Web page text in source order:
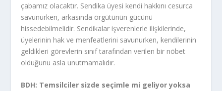
çabamız olacaktır. Sendika üyesi kendi hakkını cesurca
savunurken, arkasında örgütünün gücünü
hissedebilmelidir. Sendikalar işverenlerle ilişkilerinde,
üyelerinin hak ve menfeatlerini savunurken, kendilerinin
geldikleri görevlerin sınıf tarafından verilen bir nöbet
olduğunu asla unutmamalıdır.
BDH: Temsilciler sizde seçimle mi geliyor yoksa